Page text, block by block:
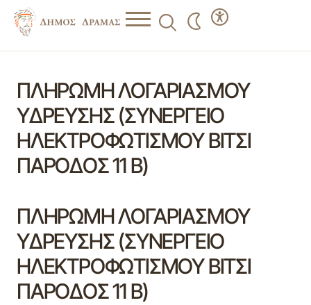
ΠΛΗΡΩΜΗ ΛΟΓΑΡΙΑΣΜΟΥ
ΥΔΡΕΥΣΗΣ (ΣΥΝΕΡΓΕΙΟ
ΗΛΕΚΤΡΟΦΩΤΙΣΜΟΥ ΒΙΤΣΙ
ΠΑΡΟΔΟΣ 11 Β)
ΠΛΗΡΩΜΗ ΛΟΓΑΡΙΑΣΜΟΥ
ΥΔΡΕΥΣΗΣ (ΣΥΝΕΡΓΕΙΟ
ΗΛΕΚΤΡΟΦΩΤΙΣΜΟΥ ΒΙΤΣΙ
ΠΑΡΟΔΟΣ 11 Β)